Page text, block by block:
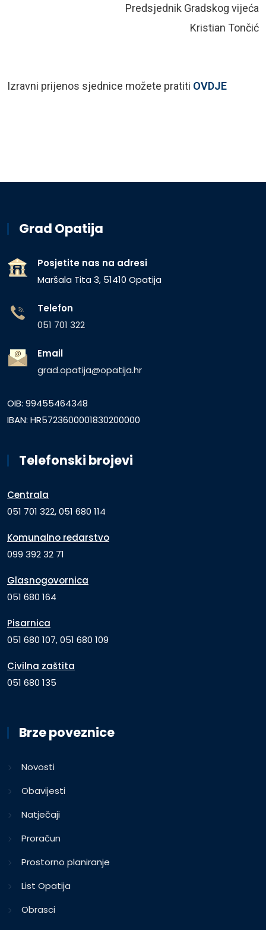
Predsjednik Gradskog vijeća
Kristian Tončić
Izravni prijenos sjednice možete pratiti OVDJE
Grad Opatija
Posjetite nas na adresi
Maršala Tita 3, 51410 Opatija
Telefon
051 701 322
Email
grad.opatija@opatija.hr
OIB: 99455464348
IBAN: HR5723600001830200000
Telefonski brojevi
Centrala
051 701 322, 051 680 114
Komunalno redarstvo
099 392 32 71
Glasnogovornica
051 680 164
Pisarnica
051 680 107, 051 680 109
Civilna zaštita
051 680 135
Brze poveznice
Novosti
Obavijesti
Natječaji
Proračun
Prostorno planiranje
List Opatija
Obrasci